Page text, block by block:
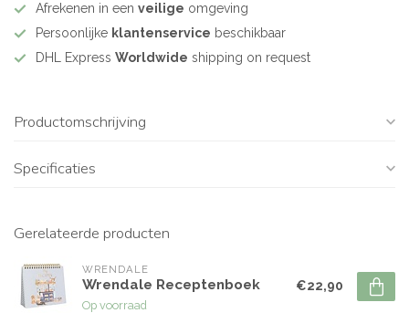
Afrekenen in een veilige omgeving
Persoonlijke klantenservice beschikbaar
DHL Express Worldwide shipping on request
Productomschrijving
Specificaties
Gerelateerde producten
WRENDALE
Wrendale Receptenboek
Op voorraad
€22,90